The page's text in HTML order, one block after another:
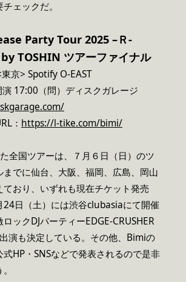
ェックだ。
Party Tour 2025 –Ｒ-
TOSHIN ツアーファイナル
京> Spotify O-EAST
17:00（問）ディスクガレージ
： https://l-tike.com/bimi/
全国ツアーは、７月６日（日）のツ
までに仙台、大阪、福岡、広島、岡山
ており、いずれも現在チケット発売
24日（土）には渋谷clubasiaにて開催
ックDJパーティーEDGE-CRUSHER
演も決定している。その他、Bimiの
HP・SNSなどで発表されるので是非